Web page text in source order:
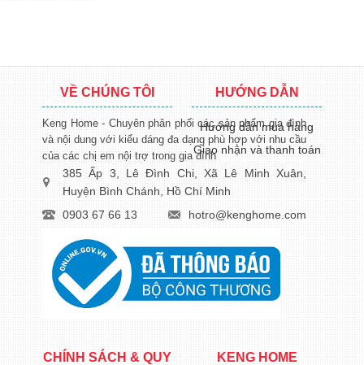
VỀ CHÚNG TÔI
Keng Home - Chuyên phân phối các sản phẩm gia đình
và nội dung với kiểu dáng đa dạng phù hợp với nhu cầu
của các chị em nội trợ trong gia đình
385 Ấp 3, Lê Đình Chi, Xã Lê Minh Xuân,
Huyện Bình Chánh, Hồ Chí Minh
0903 67 66 13
hotro@kenghome.com
HƯỚNG DẪN
Hướng dẫn mua hàng
Giao nhận và thanh toán
CHÍNH SÁCH & QUY KENG HOME